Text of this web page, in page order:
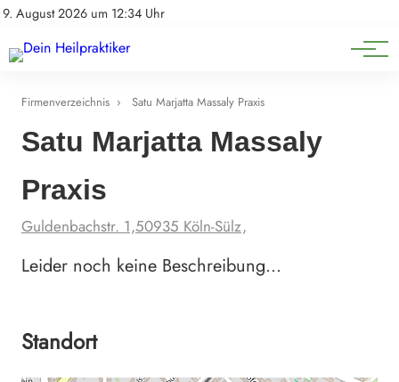
9. August 2026 um 12:34 Uhr
Impressum
Natürliche Medizin
Heilpflanzen & Kräuterkunde
Firmenverzeichnis › Satu Marjatta Massaly Praxis
Satu Marjatta Massaly
Praxis
Guldenbachstr. 1,50935 Köln-Sülz,
Leider noch keine Beschreibung…
Standort